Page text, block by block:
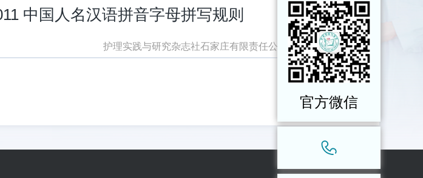
中国人名汉语拼音字母拼写规则
护理实践与研究杂志社石家庄有限责任公司 2022-08-23
官方微信